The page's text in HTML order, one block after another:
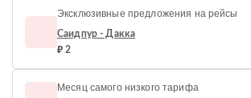
Эксклюзивные предложения на рейсы
Саидпур - Дакка
₽ 2
Месяц самого низкого тарифа